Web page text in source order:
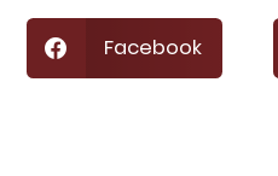
Facebook